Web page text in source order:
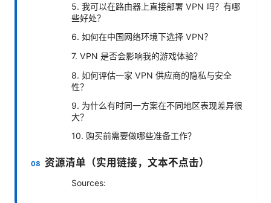
5. 我可以在路由器上直接部署 VPN 吗？有哪
些好处？
6. 如何在中国网络环境下选择 VPN？
7. VPN 是否会影响我的游戏体验？
8. 如何评估一家 VPN 供应商的隐私与安全
性？
9. 为什么有时同一方案在不同地区表现差异很
大？
10. 购买前需要做哪些准备工作？
资源清单（实用链接，文本不点击）
Sources: